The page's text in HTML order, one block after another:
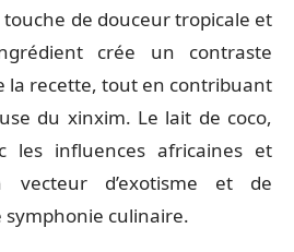
de douceur tropicale et
crée un contraste
la recette, tout en contribuant
du xinxim. Le lait de coco,
les influences africaines et
vecteur d’exotisme et de
culinaire.